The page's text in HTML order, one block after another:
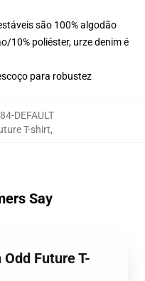
são 100% algodão
10% poliéster, urze denim é
para robustez
DEFAULT
T-shirt,
Say
Future T-